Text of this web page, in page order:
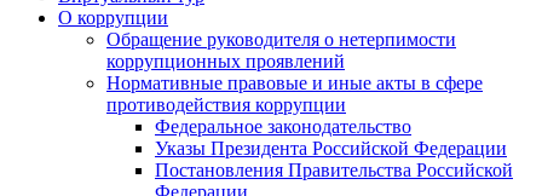
О коррупции
Обращение руководителя о нетерпимости
коррупционных проявлений
Нормативные правовые и иные акты в сфере
противодействия коррупции
Федеральное законодательство
Указы Президента Российской Федерации
Постановления Правительства Российской
Федерации